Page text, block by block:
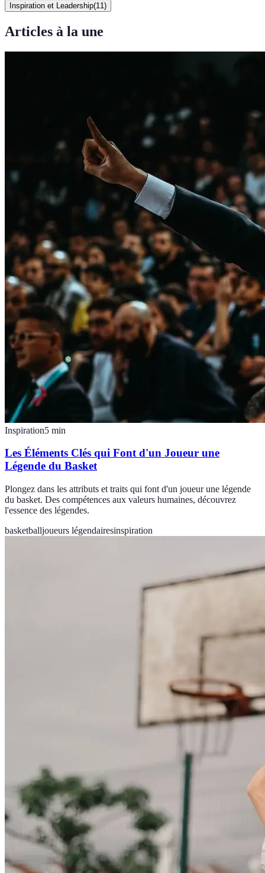
Inspiration et Leadership(11 )
Articles à la une
Inspiration5 min
Les Éléments Clés qui Font d'un Joueur une
Légende du Basket
Plongez dans les attributs et traits qui font d'un joueur une légende
du basket. Des compétences aux valeurs humaines, découvrez
l'essence des légendes.
basketballjoueurs légendairesinspiration